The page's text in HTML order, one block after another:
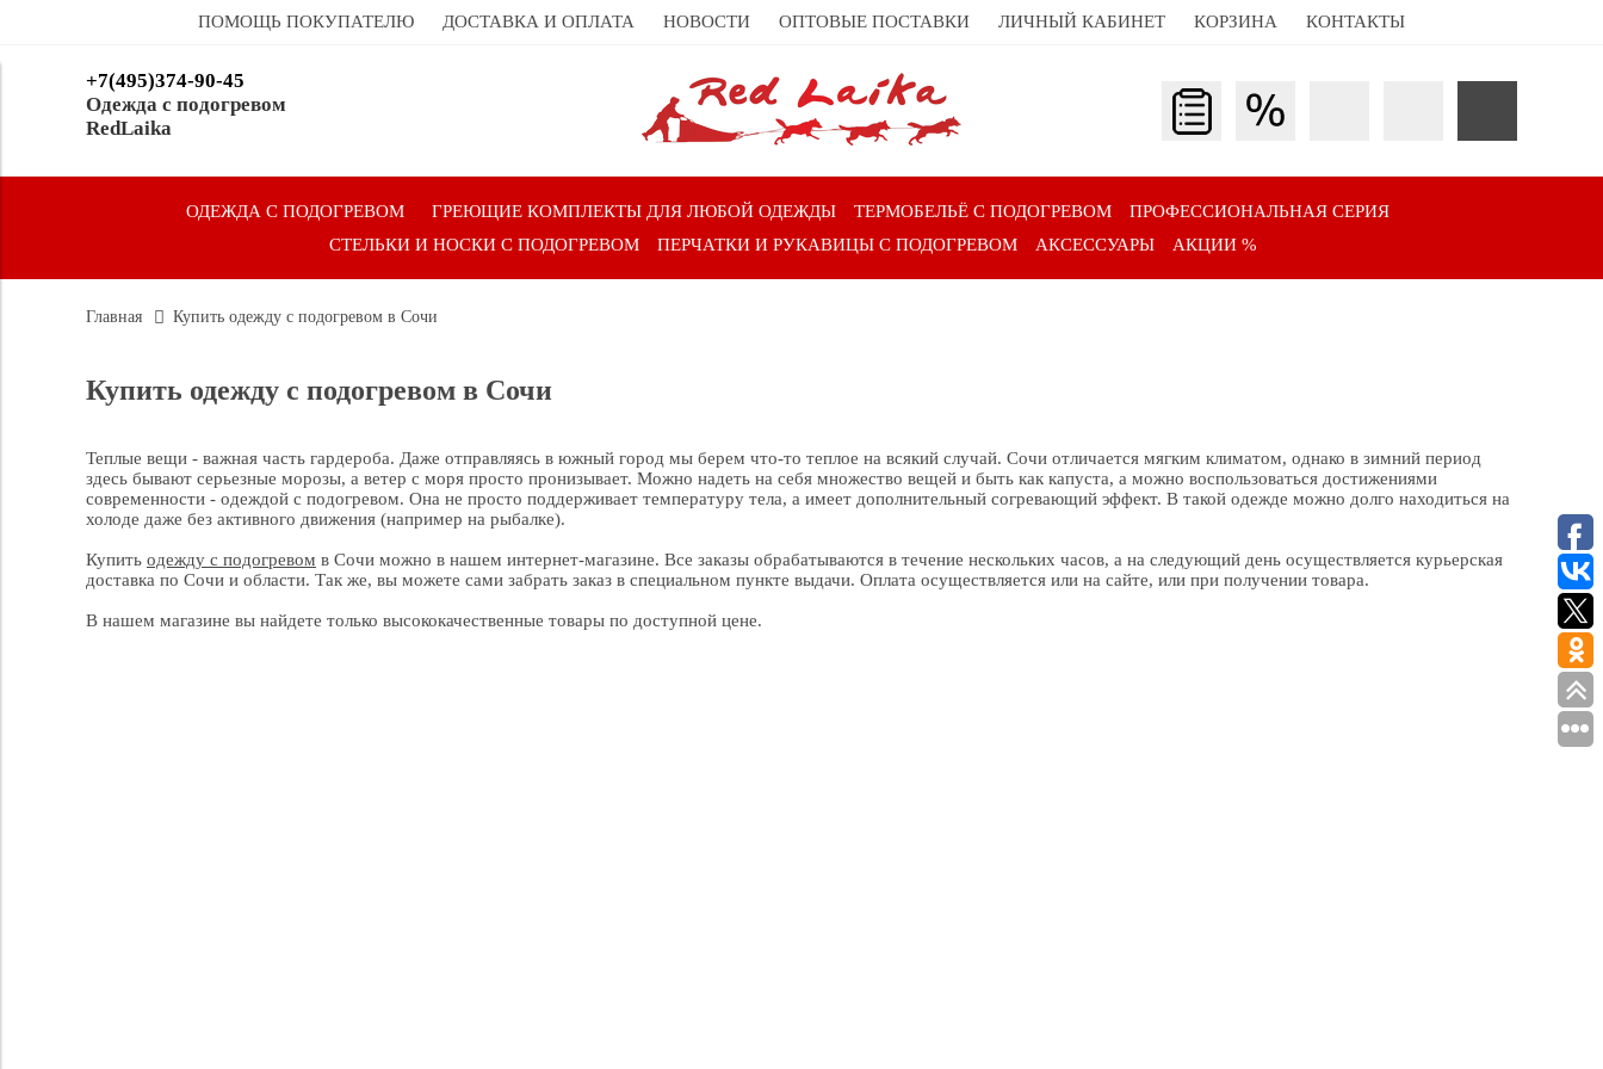
ПОМОЩЬ ПОКУПАТЕЛЮ ДОСТАВКА И ОПЛАТА НОВОСТИ ОПТОВЫЕ ПОСТАВКИ ЛИЧНЫЙ КАБИНЕТ КОРЗИНА КОНТАКТЫ
+7(495)374-90-45
Одежда с подогревом
RedLaika
ОДЕЖДА С ПОДОГРЕВОМ ГРЕЮЩИЕ КОМПЛЕКТЫ ДЛЯ ЛЮБОЙ ОДЕЖДЫ ТЕРМОБЕЛЬЁ С ПОДОГРЕВОМ
ПРОФЕССИОНАЛЬНАЯ СЕРИЯ
СТЕЛЬКИ И НОСКИ С ПОДОГРЕВОМ
ПЕРЧАТКИ И РУКАВИЦЫ С ПОДОГРЕВОМ АКСЕССУАРЫ АКЦИИ %
Главная Купить одежду с подогревом в Сочи
Купить одежду с подогревом в Сочи
Теплые вещи - важная часть гардероба. Даже отправляясь в южный город мы берем что-то теплое на всякий случай. Сочи отличается мягким климатом, однако в зимний период
здесь бывают серьезные морозы, а ветер с моря просто пронизывает. Можно надеть на себя множество вещей и быть как капуста, а можно воспользоваться достижениями
современности - одеждой с подогревом. Она не просто поддерживает температуру тела, а имеет дополнительный согревающий эффект. В такой одежде можно долго находиться на
холоде даже без активного движения (например на рыбалке).
Купить одежду с подогревом в Сочи можно в нашем интернет-магазине. Все заказы обрабатываются в течение нескольких часов, а на следующий день осуществляется курьерская
доставка по Сочи и области. Так же, вы можете сами забрать заказ в специальном пункте выдачи. Оплата осуществляется или на сайте, или при получении товара.
В нашем магазине вы найдете только высококачественные товары по доступной цене.